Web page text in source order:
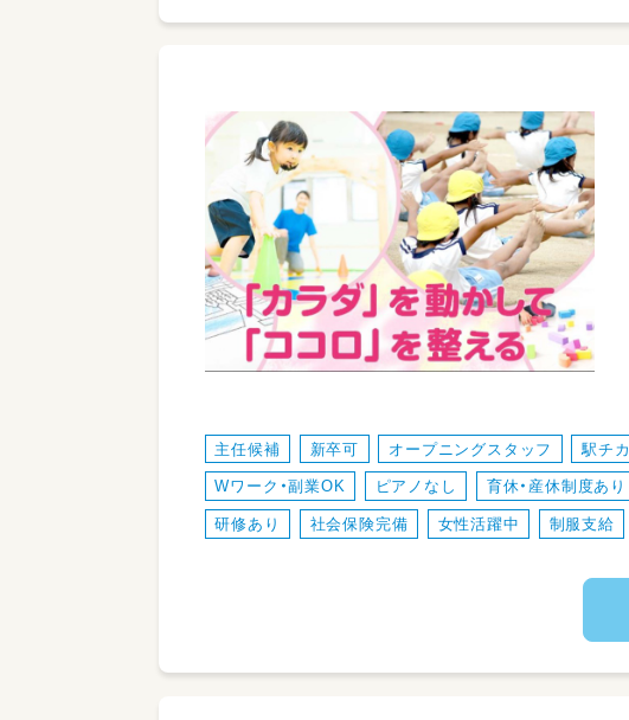
主任候補 新卒可 オープニングスタッフ 駅チカ
Wワーク・副業OK ピアノなし 育休・産休制度あり
研修あり 社会保険完備 女性活躍中 制服支給